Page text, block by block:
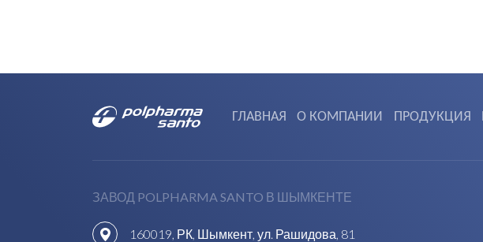
ГЛАВНАЯ О КОМПАНИИ ПРОДУКЦИЯ
ЗАВОД POLPHARMA SANTO В ШЫМКЕНТЕ
160019, РК, Шымкент, ул. Рашидова, 81